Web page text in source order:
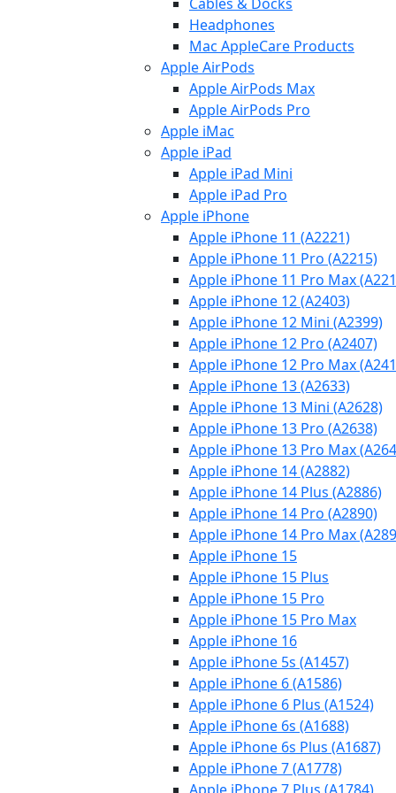
Headphones
Mac AppleCare Products
Apple AirPods
Apple AirPods Max
Apple AirPods Pro
Apple iMac
Apple iPad
Apple iPad Mini
Apple iPad Pro
Apple iPhone
Apple iPhone 11 (A2221)
Apple iPhone 11 Pro (A2215)
Apple iPhone 11 Pro Max
Apple iPhone 12 (A2403)
Apple iPhone 12 Mini (A2399)
Apple iPhone 12 Pro (A2407)
Apple iPhone 12 Pro Max
Apple iPhone 13 (A2633)
Apple iPhone 13 Mini (A2628)
Apple iPhone 13 Pro (A2638)
Apple iPhone 13 Pro Max
Apple iPhone 14 (A2882)
Apple iPhone 14 Plus (A2886)
Apple iPhone 14 Pro (A2890)
Apple iPhone 14 Pro Max
Apple iPhone 15
Apple iPhone 15 Plus
Apple iPhone 15 Pro
Apple iPhone 15 Pro Max
Apple iPhone 16
Apple iPhone 5s (A1457)
Apple iPhone 6 (A1586)
Apple iPhone 6 Plus (A1524)
Apple iPhone 6s (A1688)
Apple iPhone 6s Plus (A1687)
Apple iPhone 7 (A1778)